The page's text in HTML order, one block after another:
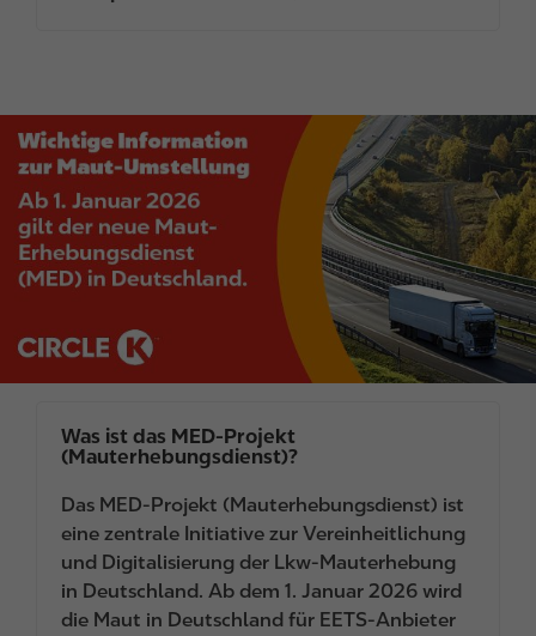
Was ist das MED-Projekt
(Mauterhebungsdienst)?
Das MED-Projekt (Mauterhebungsdienst) ist
eine zentrale Initiative zur Vereinheitlichung
und Digitalisierung der Lkw-Mauterhebung
in Deutschland. Ab dem 1. Januar 2026 wird
die Maut in Deutschland für EETS-Anbieter